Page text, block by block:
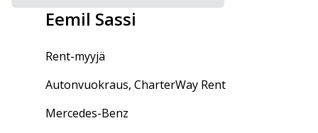
Eemil Sassi
Rent-myyjä
Autonvuokraus, CharterWay Rent
Mercedes-Benz